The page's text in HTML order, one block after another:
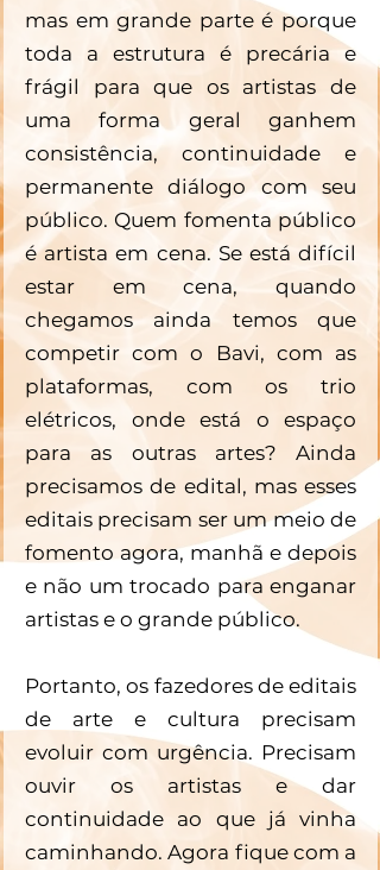
mas em grande parte é porque
toda a estrutura é precária e
frágil para que os artistas de
uma forma geral ganhem
consistência, continuidade e
permanente diálogo com seu
público. Quem fomenta público
é artista em cena. Se está difícil
estar em cena, quando
chegamos ainda temos que
competir com o Bavi, com as
plataformas, com os trio
elétricos, onde está o espaço
para as outras artes? Ainda
precisamos de edital, mas esses
editais precisam ser um meio de
fomento agora, manhã e depois
e não um trocado para enganar
artistas e o grande público.
Portanto, os fazedores de editais
de arte e cultura precisam
evoluir com urgência. Precisam
ouvir os artistas e dar
continuidade ao que já vinha
caminhando. Agora fique com a